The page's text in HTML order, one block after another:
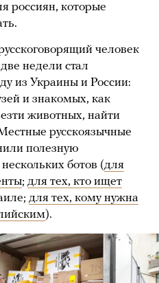
россиян, которые
человек
недели стал
из Украины и России:
и знакомых, как
животных, найти
русскоязычные
полезную
ботов (для
; для тех, кто ищет
для тех, кому нужна
).